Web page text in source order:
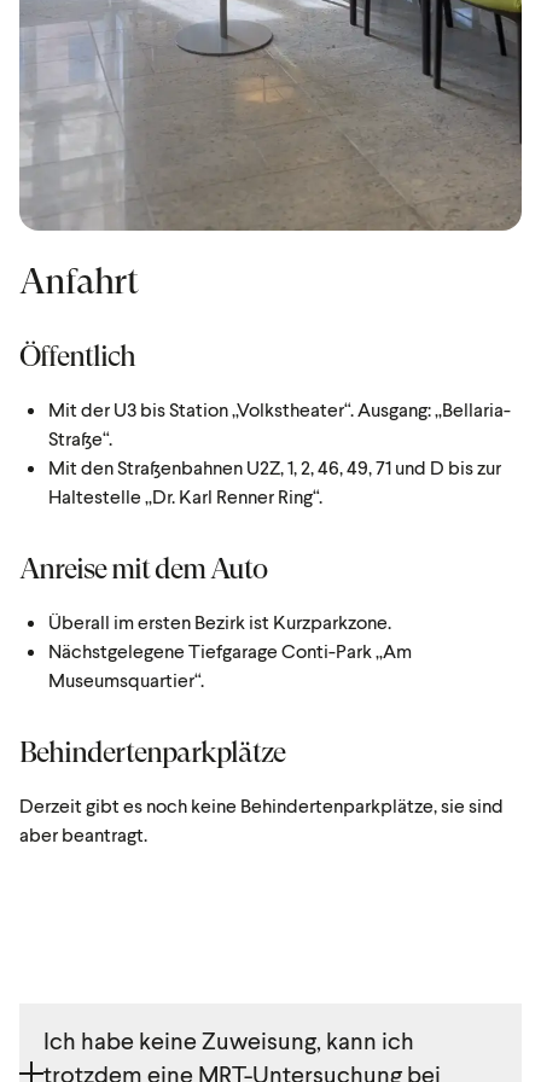
Anfahrt
Öffentlich
Mit der U3 bis Station „Volkstheater“. Ausgang: „Bellaria-
Straße“.
Mit den Straßenbahnen U2Z, 1, 2, 46, 49, 71 und D bis zur
Haltestelle „Dr. Karl Renner Ring“.
Anreise mit dem Auto
Überall im ersten Bezirk ist Kurzparkzone.
Nächstgelegene Tiefgarage Conti-Park „Am
Museumsquartier“.
Behindertenparkplätze
Derzeit gibt es noch keine Behindertenparkplätze, sie sind
aber beantragt.
Ich habe keine Zuweisung, kann ich
trotzdem eine MRT-Untersuchung bei